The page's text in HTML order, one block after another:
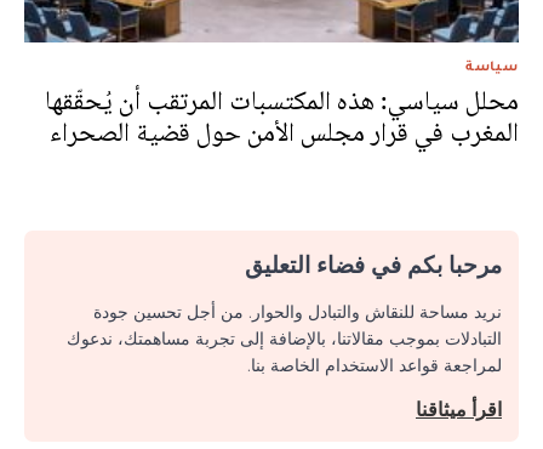
سياسة
محلل سياسي: هذه المكتسبات المرتقب أن يُحقّقها
المغرب في قرار مجلس الأمن حول قضية الصحراء
مرحبا بكم في فضاء التعليق
نريد مساحة للنقاش والتبادل والحوار. من أجل تحسين جودة
التبادلات بموجب مقالاتنا، بالإضافة إلى تجربة مساهمتك، ندعوك
لمراجعة قواعد الاستخدام الخاصة بنا.
اقرأ ميثاقنا